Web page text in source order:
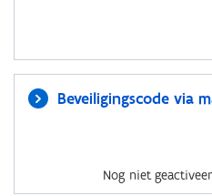
Beveiligingscode via
Nog niet